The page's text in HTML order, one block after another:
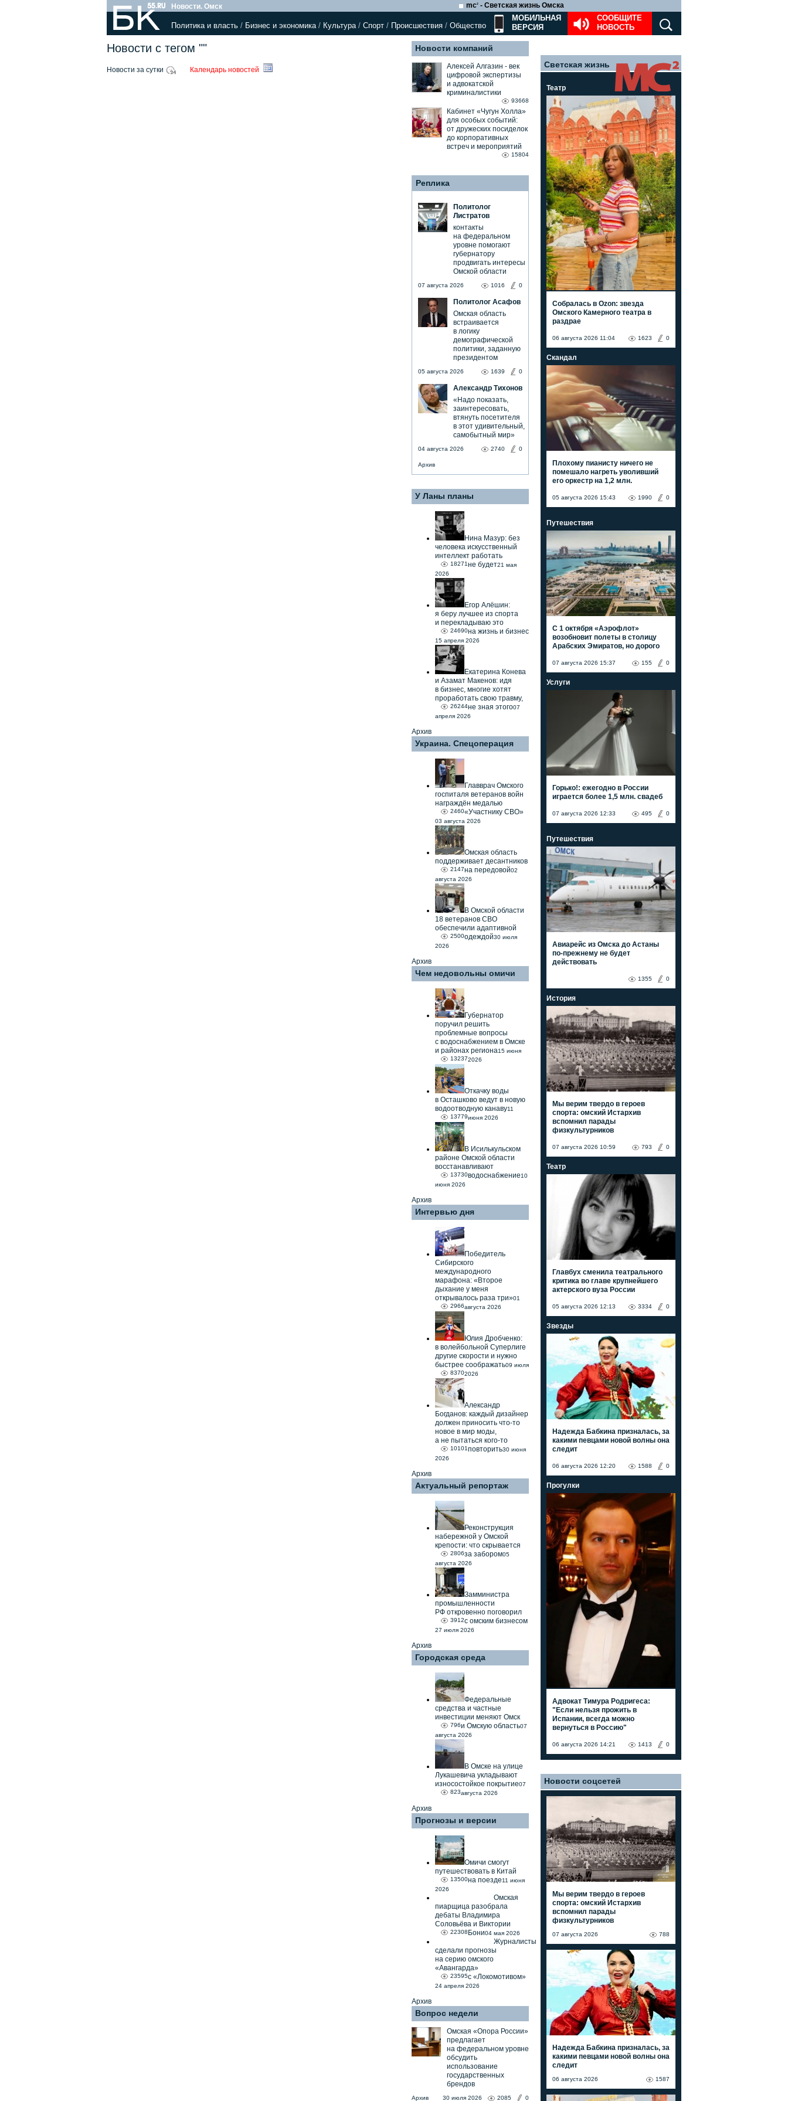
Новости. Омск mc2 - Светская жизнь Омска
Политика и власть / Бизнес и экономика/ Культура/ Спорт / Происшествия / Общество
СООБЩИТЕ
НОВОСТЬ
МОБИЛЬНАЯ
ВЕРСИЯ
Новости с тегом ""
Новости за сутки Календарь новостей
Новости компаний
Алексей Алгазин ⁃ век
цифровой экспертизы
и адвокатской
криминалистики
93668
Кабинет «Чугун Холла»
для особых событий:
от дружеских посиделок
до корпоративных
встреч и мероприятий
15804
Реплика
Политолог
Листратов
контакты
на федеральном
уровне помогают
губернатору
продвигать интересы
Омской области
1016 0
07 августа 2026
Политолог Асафов
Омская область
встраивается
в логику
демографической
политики, заданную
президентом
1639 0
05 августа 2026
Александр Тихонов
«Надо показать,
заинтересовать,
втянуть посетителя
в этот удивительный,
самобытный мир»
2740 0
04 августа 2026
Архив
У Ланы планы
Нина Мазур: без
человека искусственный
интеллект работать
не будет
18271
21 мая
2026
Егор Алёшин:
я беру лучшее из спорта
и перекладываю это
на жизнь и бизнес
24690
15 апреля 2026
Екатерина Конева
и Азамат Макенов: идя
в бизнес, многие хотят
проработать свою травму,
не зная этого
26244
07
апреля 2026
Архив
Украина. Спецоперация
Главврач Омского
госпиталя ветеранов войн
награждён медалью
«Участнику СВО»
2460
03 августа 2026
Омская область
поддерживает десантников
на передовой
2147
02
августа 2026
В Омской области
18 ветеранов СВО
обеспечили адаптивной
одеждой
2500
30 июля
2026
Архив
Чем недовольны омичи
Губернатор
поручил решить
проблемные вопросы
с водоснабжением в Омске
и районах региона
13237
15 июня
2026
Откачку воды
в Осташково ведут в новую
водоотводную канаву
13779
11
июня 2026
В Исилькульском
районе Омской области
восстанавливают
водоснабжение
13730
10
июня 2026
Архив
Интервью дня
Победитель
Сибирского
международного
марафона: «Второе
дыхание у меня
открывалось раза три»
2966
01
августа 2026
Юлия Дробченко:
в волейбольной Суперлиге
другие скорости и нужно
быстрее соображать
8370
09 июля
2026
Александр
Богданов: каждый дизайнер
должен приносить что-то
новое в мир моды,
а не пытаться кого-то
повторить
10101
30 июня
2026
Архив
Актуальный репортаж
Реконструкция
набережной у Омской
крепости: что скрывается
за забором
2806
05
августа 2026
Замминистра
промышленности
РФ откровенно поговорил
с омским бизнесом
3912
27 июля 2026
Архив
Городская среда
Федеральные
средства и частные
инвестиции меняют Омск
и Омскую область
796
07
августа 2026
В Омске на улице
Лукашевича укладывают
износостойкое покрытие
823
07
августа 2026
Архив
Прогнозы и версии
Омичи смогут
путешествовать в Китай
на поезде
13500
11 июня
2026
Омская
пиарщица разобрала
дебаты Владимира
Соловьёва и Виктории
Бони
22308 04 мая 2026
Журналисты
сделали прогнозы
на серию омского
«Авангарда»
с «Локомотивом»
23595
24 апреля 2026
Архив
Вопрос недели
Омская «Опора России»
предлагает
на федеральном уровне
обсудить
использование
государственных
брендов
Архив 30 июля 2026 2085 0
Светская жизнь
Театр
Собралась в Ozon: звезда
Омского Камерного театра в
раздрае
06 августа 2026 11:04 0
1623
Скандал
Плохому пианисту ничего не
помешало нагреть уволивший
его оркестр на 1,2 млн.
05 августа 2026 15:43 0
1990
Путешествия
С 1 октября «Аэрофлот»
возобновит полеты в столицу
Арабских Эмиратов, но дорого
07 августа 2026 15:37 0
155
Услуги
Горько!: ежегодно в России
играется более 1,5 млн. свадеб
07 августа 2026 12:33 0
495
Путешествия
Авиарейс из Омска до Астаны
по-прежнему не будет
действовать
0
1355
История
Мы верим твердо в героев
спорта: омский Истархив
вспомнил парады
физкультурников
07 августа 2026 10:59 0
793
Театр
Главбух сменила театрального
критика во главе крупнейшего
актерского вуза России
05 августа 2026 12:13 0
3334
Звезды
Надежда Бабкина призналась, за
какими певцами новой волны она
следит
06 августа 2026 12:20 0
1588
Прогулки
Адвокат Тимура Родригеса:
"Если нельзя прожить в
Испании, всегда можно
вернуться в Россию"
06 августа 2026 14:21 0
1413
Новости соцсетей
Мы верим твердо в героев
спорта: омский Истархив
вспомнил парады
физкультурников
788
07 августа 2026
Надежда Бабкина призналась, за
какими певцами новой волны она
следит
1587
06 августа 2026